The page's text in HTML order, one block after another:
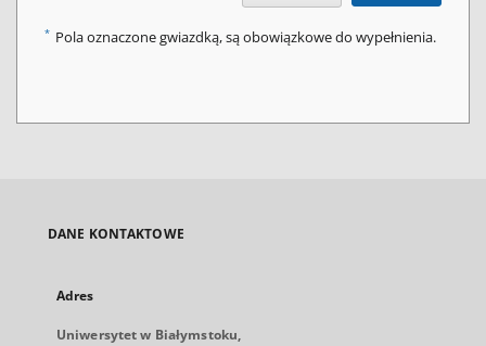
* Pola oznaczone gwiazdką, są obowiązkowe do wypełnienia.
DANE KONTAKTOWE
Adres
Uniwersytet w Białymstoku,